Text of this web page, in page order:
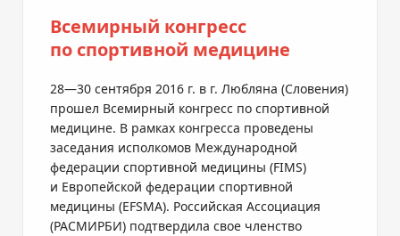
Всемирный конгресс
по спортивной медицине
28—30 сентября 2016 г. в г. Любляна (Словения)
прошел Всемирный конгресс по спортивной
медицине. В рамках конгресса проведены
заседания исполкомов Международной
федерации спортивной медицины (FIMS)
и Европейской федерации спортивной
медицины (EFSMA). Российская Ассоциация
(РАСМИРБИ) подтвердила свое членство